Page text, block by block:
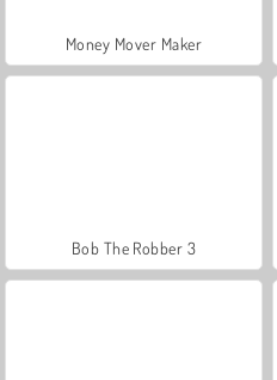
Money Mover Maker
Bob The Robber 3